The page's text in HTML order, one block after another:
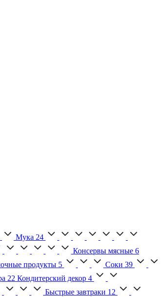
Мука 24
Консервы мясные 6
продукты 5 Соки 39
22 Кондитерский декор 4
Быстрые завтраки 12